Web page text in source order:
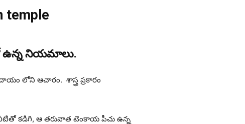
temple
ఉన్న నియమాలు.
లోని ఆచారం. శాస్త్ర ప్రకారం
కడిగి, ఆ తరువాత టెంకాయ పీచు ఉన్న